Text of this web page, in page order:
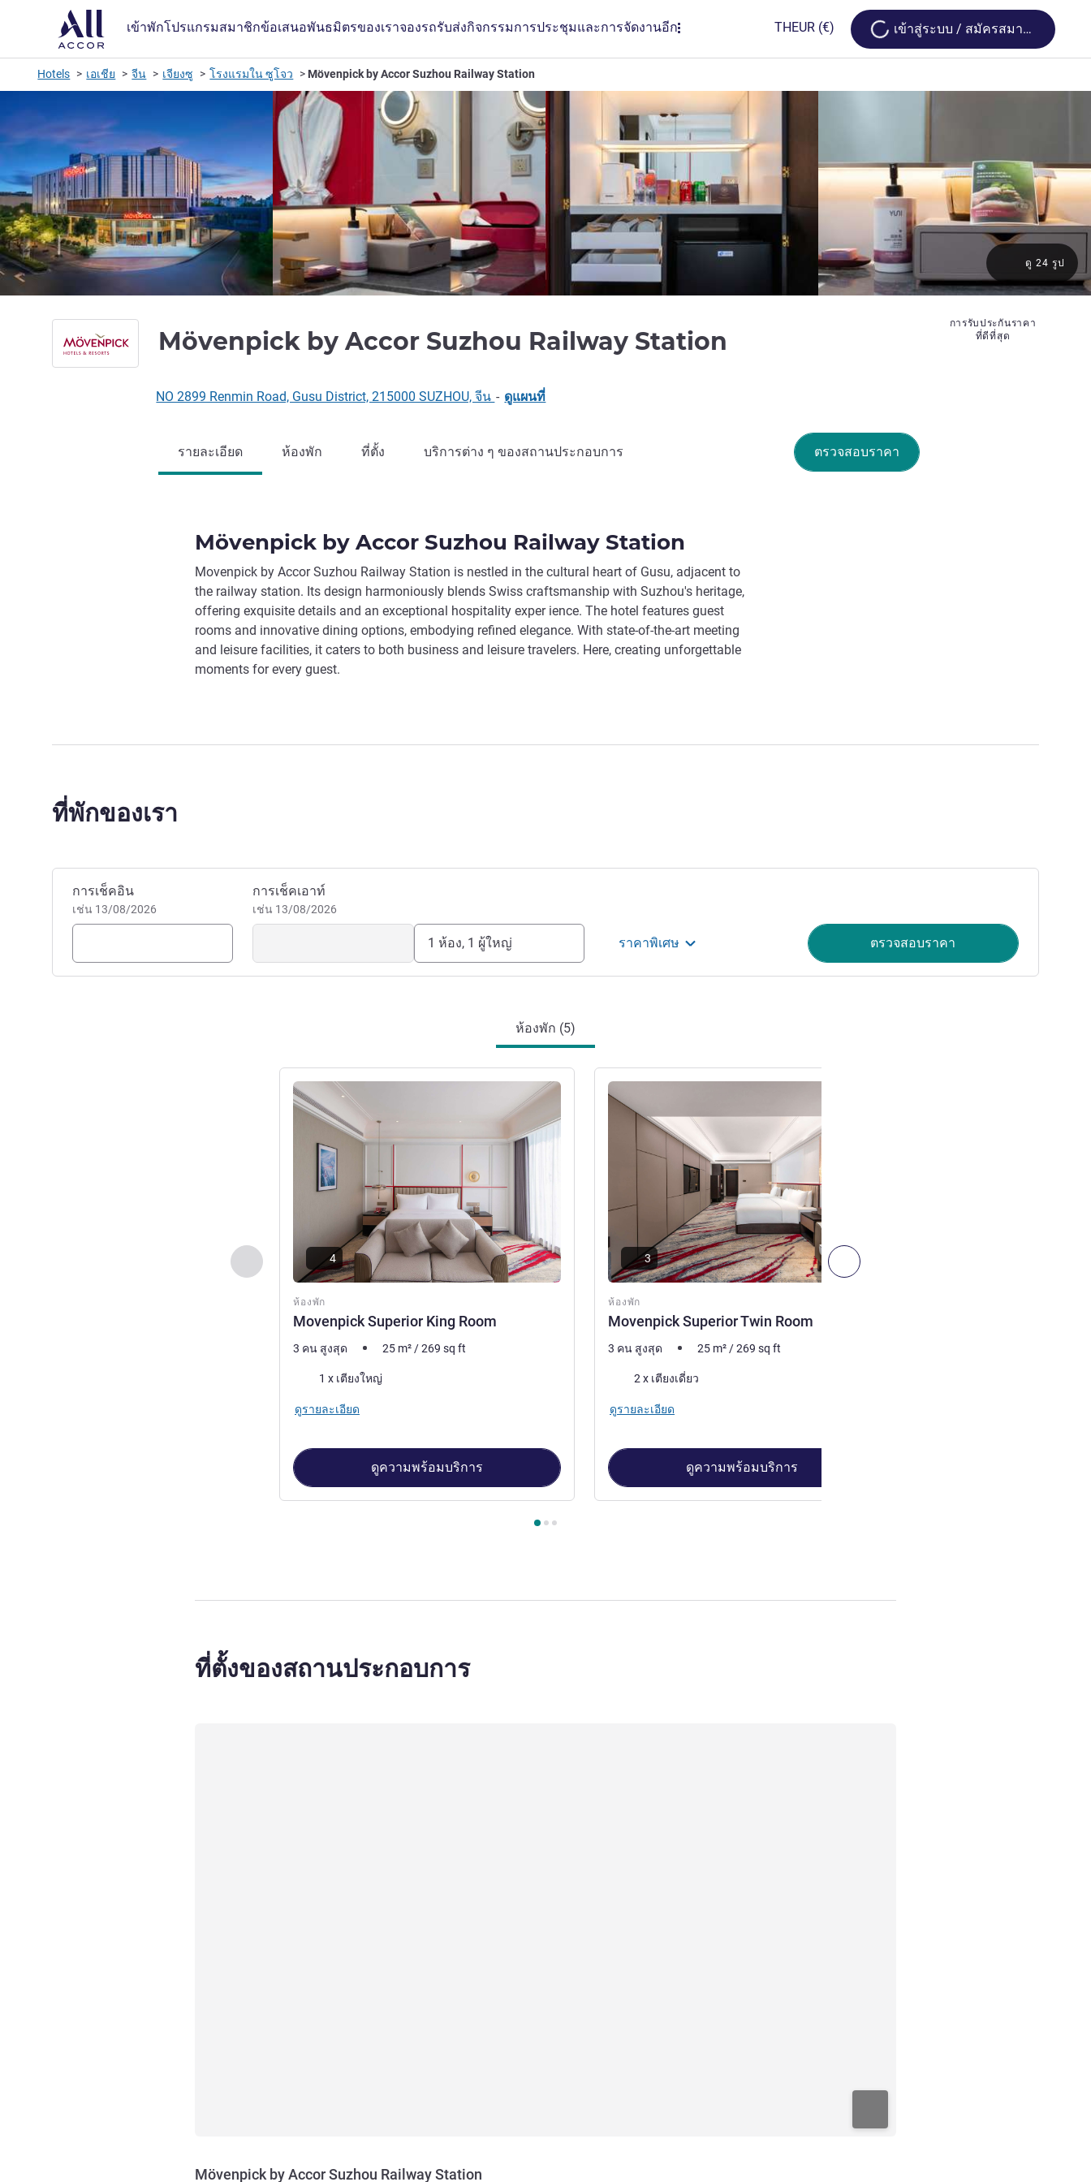
เข้าพักโปรแกรมสมาชิกข้อเสนอพันธมิตรของเราจองรถรับส่งกิจกรรมการประชุมและการจัดงานอีก THEUR (€) Loading...
เข้าสู่ระบบ / สมัครสมาชิก
Hotels เอเชีย จีน เจียงซู โรงแรมใน ซูโจว Mövenpick by Accor Suzhou Railway Station
Mövenpick by Accor Suzhou Railway Station
การรับประกันราคา
ที่ดีที่สุด
ดู 24 รูป
NO 2899 Renmin Road, Gusu District, 215000 SUZHOU, จีน - ดูแผนที่
ตรวจสอบราคา
รายละเอียด ห้องพัก ที่ตั้ง บริการต่าง ๆ ของสถานประกอบการ
Mövenpick by Accor Suzhou Railway Station
Movenpick by Accor Suzhou Railway Station is nestled in the cultural heart of Gusu, adjacent to
the railway station. Its design harmoniously blends Swiss craftsmanship with Suzhou's heritage,
offering exquisite details and an exceptional hospitality exper ience. The hotel features guest
rooms and innovative dining options, embodying refined elegance. With state-of-the-art meeting
and leisure facilities, it caters to both business and leisure travelers. Here, creating unforgettable
moments for every guest.
ที่พักของเรา
จองสถานประกอบการนี้
การเช็คอิน
เช่น 13/08/2026
การเช็คเอาท์
เช่น 13/08/2026
1 ห้อง, 1 ผู้ใหญ่ ราคาพิเศษ ตรวจสอบราคา
ห้องพัก (5)
ก่อนหน้า - ห้องพัก ถัดไป - ห้องพัก
ห้องพัก
Movenpick Superior King Room
ดูรายละเอียด
4
3 คน สูงสุด 25 m² /269 sq ft
เครื่องนอน
1 x เตียงใหญ่
ดูรายละเอียด
ดูความพร้อมบริการ
ห้องพัก
Movenpick Superior Twin Room
ดูรายละเอียด
3
3 คน สูงสุด 25 m² /269 sq ft
เครื่องนอน
2 x เตียงเดี่ยว
ดูรายละเอียด
ดูความพร้อมบริการ
ที่ตั้งของสถานประกอบการ
Mövenpick by Accor Suzhou Railway Station